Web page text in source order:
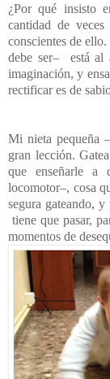
¿Por qué insisto
cantidad de
conscientes de
debe ser–
está al
imaginación, y
rectificar es de
Mi nieta pequeña
gran lección.
que enseñarle a
locomotor–, cosa
segura gateando,
tiene que pasar,
momentos de